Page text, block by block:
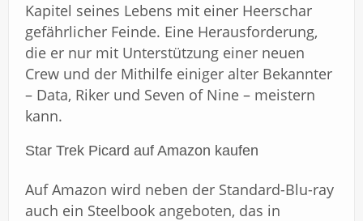
Kapitel seines Lebens mit einer Heerschar
gefährlicher Feinde. Eine Herausforderung,
die er nur mit Unterstützung einer neuen
Crew und der Mithilfe einiger alter Bekannter
– Data, Riker und Seven of Nine – meistern
kann.
Star Trek Picard auf Amazon kaufen
Auf Amazon wird neben der Standard-Blu-ray
auch ein Steelbook angeboten, das in